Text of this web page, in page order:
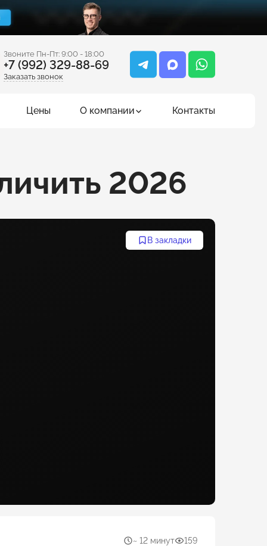
Звоните Пн-Пт: 9:00 - 18:00
+7 (992) 329-88-69
Заказать звонок
Цены О компании Контакты
2026
В закладки
~ 12 минут 159